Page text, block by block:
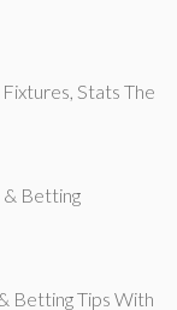
Stats The
& Betting
Betting Tips With